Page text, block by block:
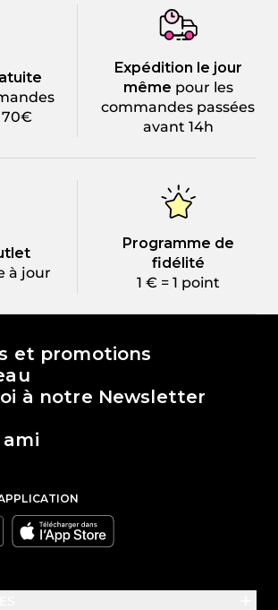
70€
Expédition le jour
même pour les
commandes passées
avant 14h
à jour
Programme de
fidélité
1 € = 1 point
Passione Beauty
et promotions
à notre Newsletter
Apple